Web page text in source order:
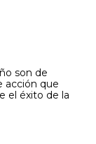
son de
acción que
el éxito de la